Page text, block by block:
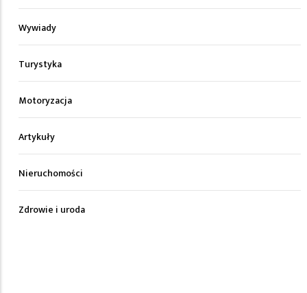
Wywiady
Turystyka
Motoryzacja
Artykuły
Nieruchomości
Zdrowie i uroda